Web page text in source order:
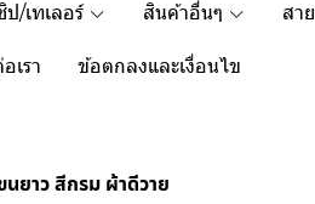
/เทเลอร์ สินค้าอื่นๆ สา
เรา ข้อตกลงและเงื่อนไข
นยาว สีกรม ผ้าดีวาย